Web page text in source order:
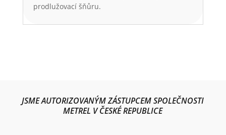
prodlužovací šňůru.
JSME AUTORIZOVANÝM ZÁSTUPCEM SPOLEČNOSTI
METREL V ČESKÉ REPUBLICE